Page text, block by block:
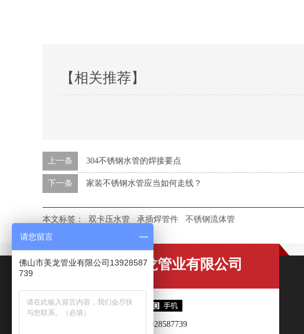
【相关推荐】
上一条 304不锈钢水管的焊接要点
下一条 家装不锈钢水管应当如何走线？
本文标签： 双卡压水管 承插焊管件 不锈钢流体管
佛山市美龙管业有限公司
13928587739
请您留言
佛山市美龙管业有限公司13928587
739